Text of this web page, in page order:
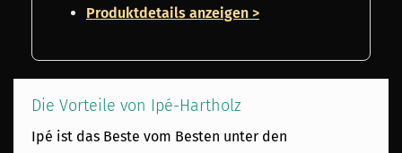
Produktdetails anzeigen >
Die Vorteile von Ipé-Hartholz
Ipé ist das Beste vom Besten unter den